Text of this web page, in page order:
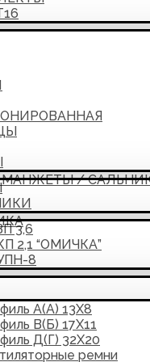
/
3,6
2,1 “ОМИЧКА”
8
А(А) 13Х8
В(Б) 17Х11
Д(Г) 32Х20
ремни